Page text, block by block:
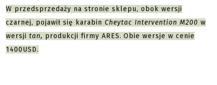
W przedsprzedaży na stronie sklepu, obok wersji
czarnej, pojawił się karabin Cheytac Intervention M200 w
wersji tan, produkcji firmy ARES. Obie wersje w cenie
1400USD.